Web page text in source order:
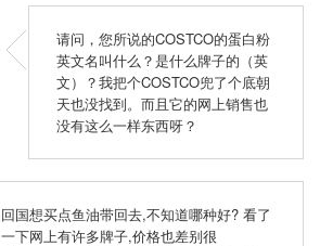
请问，您所说的COSTCO的蛋白粉
英文名叫什么？是什么牌子的（英
文）？我把个COSTCO兜了个底朝
天也没找到。而且它的网上销售也
没有这么一样东西呀？
回国想买点鱼油带回去,不知道哪种好? 看了
一下网上有许多牌子,价格也差别很